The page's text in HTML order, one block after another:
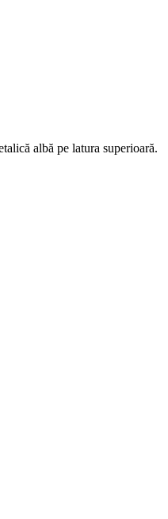
albă pe latura superioară.